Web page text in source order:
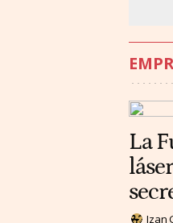
La
Izan